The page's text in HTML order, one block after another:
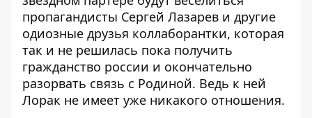
пропагандисты Сергей Лазарев и другие
одиозные друзья коллаборантки, которая
так и не решилась пока получить
гражданство россии и окончательно
разорвать связь с Родиной. Ведь к ней
Лорак не имеет уже никакого отношения.